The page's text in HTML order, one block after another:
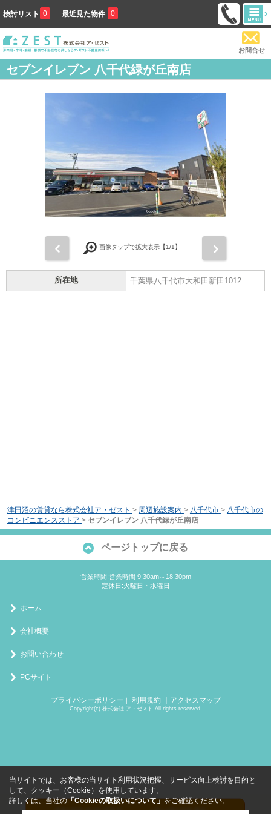
検討リスト 0 最近見た物件 0
お問合せ
セブンイレブン 八千代緑が丘南店
画像タップで拡大表示【1/1】
所在地 千葉県八千代市大和田新田1012
津田沼の賃貸なら株式会社ア・ゼスト > 周辺施設案内 > 八千代市 > 八千代市の
コンビニエンスストア > セブンイレブン 八千代緑が丘南店
ページトップに戻る
営業時間:営業時間 9:30am～18:30pm
定休日:火曜日・水曜日
ホーム
会社概要
お問い合わせ
PCサイト
プライバシーポリシー ｜ 利用規約 ｜アクセスマップ
Copyright(c) 株式会社 ア・ゼスト All rights reserved.
当サイトでは、お客様の当サイト利用状況把握、サービス向上検討を目的と
して、クッキー（Cookie）を使用しています。
詳しくは、当社の「Cookieの取扱いについて」をご確認ください。